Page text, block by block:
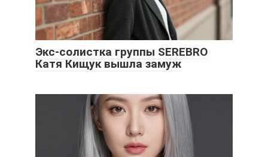
Экс-солистка группы SEREBRO
Катя Кищук вышла замуж